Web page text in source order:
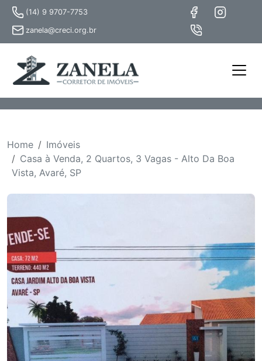
(14) 9 9707-7753
zanela@creci.org.br
Home
Imóveis
Casa à Venda, 2 Quartos, 3 Vagas - Alto Da Boa
Vista, Avaré, SP